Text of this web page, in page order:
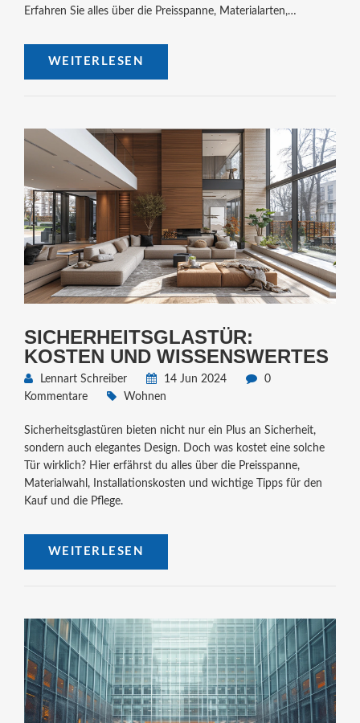
Erfahren Sie alles über die Preisspanne, Materialarten,
Glastür für Ihren Bedarf finden. Mit diesen Informationen
können Sie eine fundierte Entscheidung treffen.
WEITERLESEN
SICHERHEITSGLASTÜR:
KOSTEN UND WISSENSWERTES
Lennart Schreiber 14 Jun 2024
0
Kommentare
Wohnen
Sicherheitsglastüren bieten nicht nur ein Plus an Sicherheit,
sondern auch elegantes Design. Doch was kostet eine solche
Tür wirklich? Hier erfährst du alles über die Preisspanne,
Materialwahl, Installationskosten und wichtige Tipps für den
Kauf und die Pflege.
WEITERLESEN